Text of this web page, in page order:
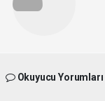
Okuyucu Yorumları